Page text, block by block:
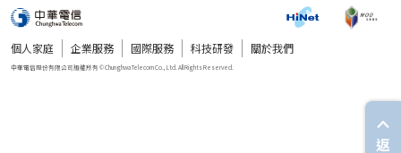
個人家庭 企業服務 國際服務 科技研發 關於我們
返